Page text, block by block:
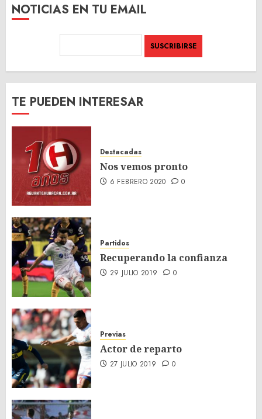
NOTICIAS EN TU EMAIL
TE PUEDEN INTERESAR
Destacadas
Nos vemos pronto
6 FEBRERO 2020 0
Partidos
Recuperando la confianza
29 JULIO 2019 0
Previas
Actor de reparto
27 JULIO 2019 0